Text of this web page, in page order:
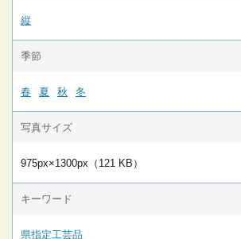
縦
季節
春 夏 秋 冬
写真サイズ
975px×1300px（121 KB）
キーワード
県指定工芸品